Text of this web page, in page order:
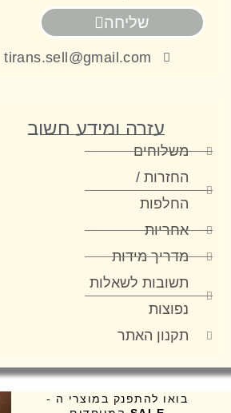
שליחה
tirans.sell@gmail.com
עזרה ומידע חשוב
משלוחים
החזרות /
החלפות
אחריות
מדריך מידות
תשובות לשאלות
תקנון האתר
בואו להתפנק במוצרי ה -